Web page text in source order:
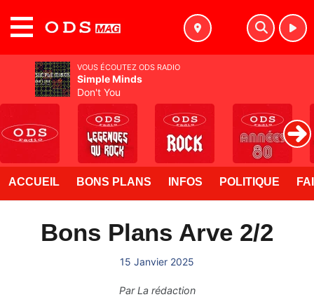
ACCUEIL BONS PLANS INFOS POLITIQUE
Bons Plans Arve 2/2
15 Janvier 2025
ParLa rédaction
VOUS ÉCOUTEZ ODS RADIO
Simple Minds
Don't You